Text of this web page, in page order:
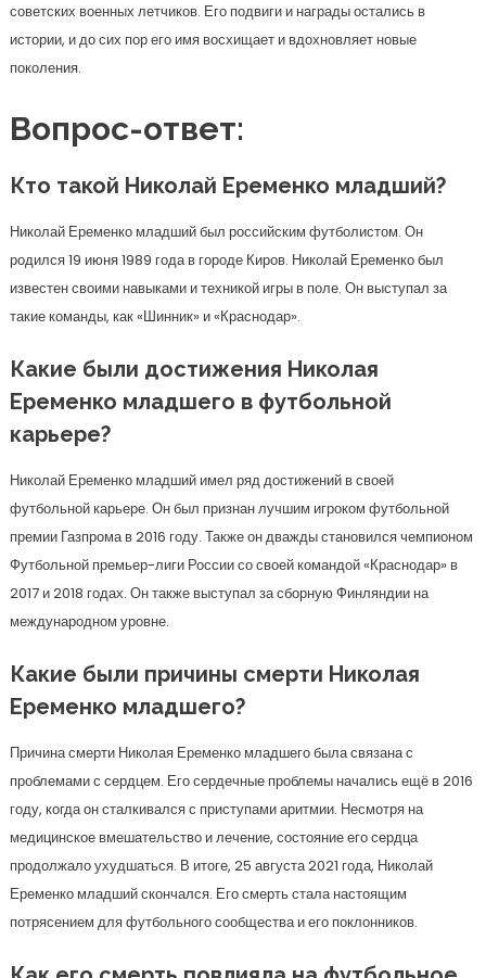
советских военных летчиков. Его подвиги и награды остались в
истории, и до сих пор его имя восхищает и вдохновляет новые
поколения.
Вопрос-ответ:
Кто такой Николай Еременко младший?
Николай Еременко младший был российским футболистом. Он
родился 19 июня 1989 года в городе Киров. Николай Еременко был
известен своими навыками и техникой игры в поле. Он выступал за
такие команды, как «Шинник» и «Краснодар».
Какие были достижения Николая
Еременко младшего в футбольной
карьере?
Николай Еременко младший имел ряд достижений в своей
футбольной карьере. Он был признан лучшим игроком футбольной
премии Газпрома в 2016 году. Также он дважды становился чемпионом
Футбольной премьер-лиги России со своей командой «Краснодар» в
2017 и 2018 годах. Он также выступал за сборную Финляндии на
международном уровне.
Какие были причины смерти Николая
Еременко младшего?
Причина смерти Николая Еременко младшего была связана с
проблемами с сердцем. Его сердечные проблемы начались ещё в 2016
году, когда он сталкивался с приступами аритмии. Несмотря на
медицинское вмешательство и лечение, состояние его сердца
продолжало ухудшаться. В итоге, 25 августа 2021 года, Николай
Еременко младший скончался. Его смерть стала настоящим
потрясением для футбольного сообщества и его поклонников.